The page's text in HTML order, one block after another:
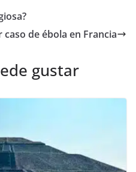
y
Li
k
a
de ébola en Francia
gustar